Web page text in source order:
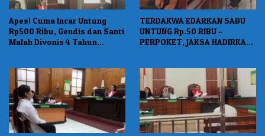
Apes! Cuma Incar Untung
Rp500 Ribu, Gendis dan Santi
Malah Divonis 4 Tahun
TERDAKWA EDARKAN SABU
UNTUNG Rp.50 RIBU –
PERPOKET, JAKSA HADIRKAN